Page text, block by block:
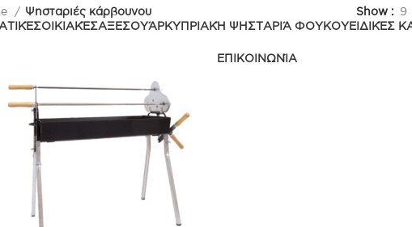
ΟΙΚΙΑΚΈΣΑΞΕΣΟΥΆΡΚΥΠΡΙΑΚΉ ΨΗΣΤΑΡΙΆ ΦΟΥΚΟΥΕΙΔΙΚΈΣ
ΕΠΙΚΟΙΝΩΝΊΑ
Ψησταριές κάρβουνου Show 9